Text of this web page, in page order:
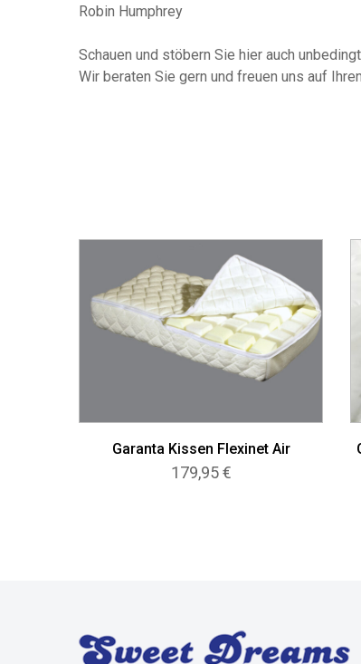
Robin Humphrey
Schauen und stöbern Sie hier auch
Wir beraten Sie gern und freuen uns auf
Garanta Kissen Flexinet Air
179,95€